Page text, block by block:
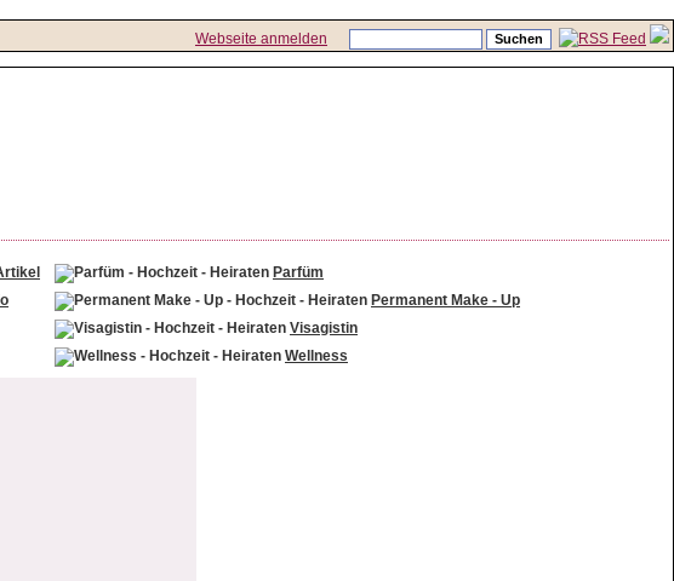
Webseite anmelden
Parfüm
Permanent Make - Up
Visagistin
Wellness